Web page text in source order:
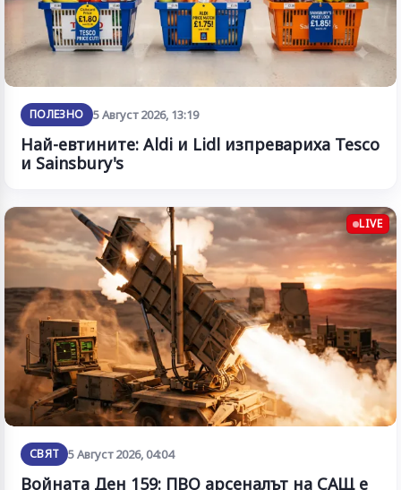
ПОЛЕЗНО 5 Август 2026, 13:19
Най-евтините: Aldi и Lidl изпревариха Tesco
и Sainsbury's
LIVE
СВЯТ 5 Август 2026, 04:04
Войната Ден 159: ПВО арсеналът на САЩ е